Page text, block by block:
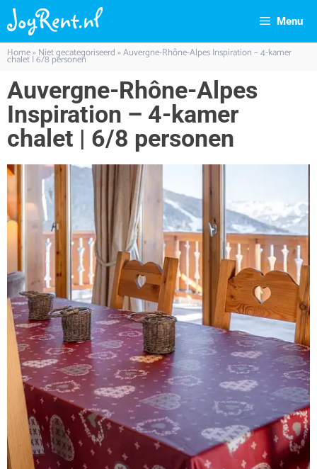
Menu
Home»Niet gecategoriseerd»Auvergne-Rhône-Alpes Inspiration – 4-kamer
chalet | 6/8 personen
Auvergne-Rhône-Alpes
Inspiration – 4-kamer
chalet | 6/8 personen